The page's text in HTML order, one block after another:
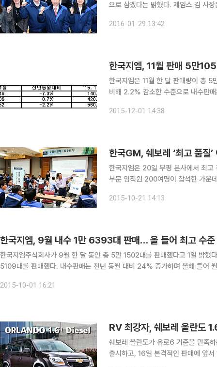
으로 삼겠다는 밝혔다. 제임스 김 사장은 29일 인천 부평 본사에서 전사임원회의를 개최하고, 이같
김 사장은 “한국지엠은 지난 해 더 넥
2016-01-29 13:42
한국지엠, 11월 판매 5만
한국지엠은 11월 한 달 판매량이 총
비해 2.2% 감소한 수준으로 내수판
차가 27.6% 줄었다. 특히 RV의 경우
2015-12-01 14:38
한국GM, 쉐보레 ‘최고 품질
한국지엠은 20일 부평 본사에서 최고
부문 임직원 200여명이 참석한 가운데 ‘품질
생생한 의견을 가감 없이 공유하는 등
2015-10-21 14:13
한국지엠, 9월 내수 1만 6393대 판매… 올 들어 최고 수준
한국지엠주식회사가 9월 한 달 동안 총 5만 1502대를 판매했다고 1일 밝혔다. 구체적으로 완성차 기준 내수 1만 6393대, 수출
5109대를 판매했다. 내수판매는 전년 동월 대비 24% 증가하며 올해 들어
2015-10-01 16:21
RV 최강자, 쉐보레 올란도
쉐보레 올란도가 유로6 기준을 만족
출시하고, 16일 본격적인 판매에 앞서 1일부터 사전 계